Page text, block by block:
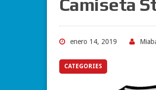
Camiseta
enero 14, 2019
CATEGORIES